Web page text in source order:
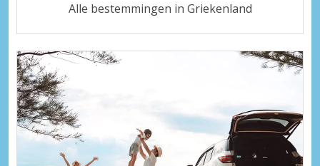
Alle bestemmingen in Griekenland